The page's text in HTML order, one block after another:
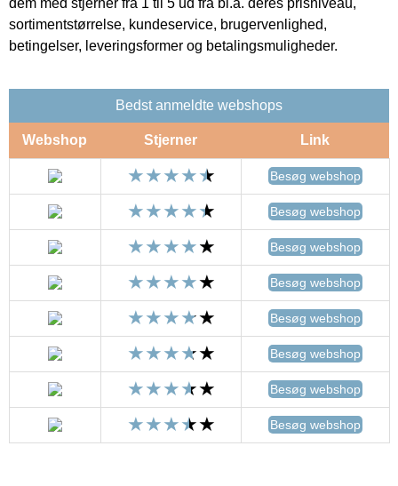
sortimentstørrelse, kundeservice, brugervenlighed,
betingelser, leveringsformer og betalingsmuligheder.
Bedst anmeldte webshops
Webshop Stjerner Link
Besøg webshop
Besøg webshop
Besøg webshop
Besøg webshop
Besøg webshop
Besøg webshop
Besøg webshop
Besøg webshop